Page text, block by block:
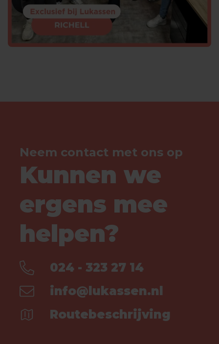
Neem contact met ons op
Kunnen we
ergens mee
helpen?
024 - 323 27 14
info@lukassen.nl
Routebeschrijving